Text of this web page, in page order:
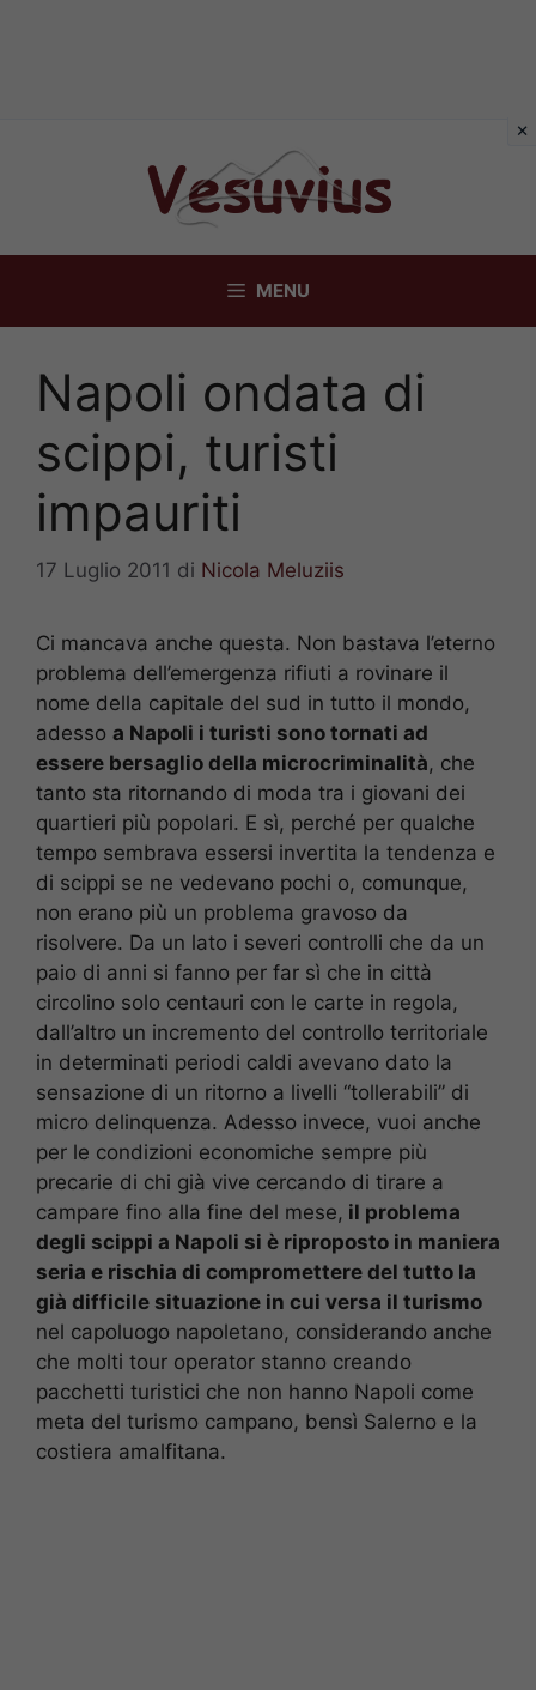
MENU
Napoli ondata di
scippi, turisti
impauriti
17 Luglio 2011 di Nicola Meluziis
Ci mancava anche questa. Non bastava l’eterno
problema dell’emergenza rifiuti a rovinare il
nome della capitale del sud in tutto il mondo,
adesso a Napoli i turisti sono tornati ad
essere bersaglio della microcriminalità, che
tanto sta ritornando di moda tra i giovani dei
quartieri più popolari. E sì, perché per qualche
tempo sembrava essersi invertita la tendenza e
di scippi se ne vedevano pochi o, comunque,
non erano più un problema gravoso da
risolvere. Da un lato i severi controlli che da un
paio di anni si fanno per far sì che in città
circolino solo centauri con le carte in regola,
dall’altro un incremento del controllo territoriale
in determinati periodi caldi avevano dato la
sensazione di un ritorno a livelli “tollerabili” di
micro delinquenza. Adesso invece, vuoi anche
per le condizioni economiche sempre più
precarie di chi già vive cercando di tirare a
campare fino alla fine del mese, il problema
degli scippi a Napoli si è riproposto in maniera
seria e rischia di compromettere del tutto la
già difficile situazione in cui versa il turismo
nel capoluogo napoletano, considerando anche
che molti tour operator stanno creando
pacchetti turistici che non hanno Napoli come
meta del turismo campano, bensì Salerno e la
costiera amalfitana.